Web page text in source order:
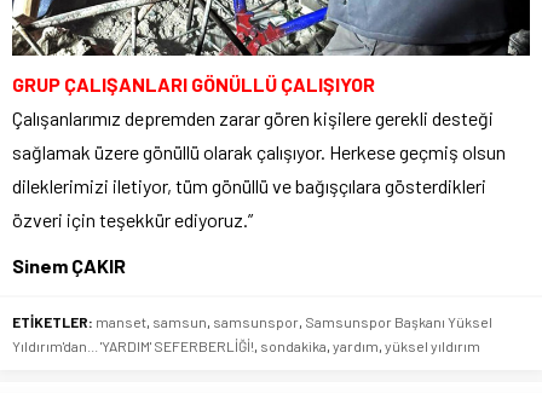
GRUP ÇALIŞANLARI GÖNÜLLÜ ÇALIŞIYOR
Çalışanlarımız depremden zarar gören kişilere gerekli desteği
sağlamak üzere gönüllü olarak çalışıyor. Herkese geçmiş olsun
dileklerimizi iletiyor, tüm gönüllü ve bağışçılara gösterdikleri
özveri için teşekkür ediyoruz.”
Sinem ÇAKIR
ETİKETLER: manset, samsun, samsunspor, Samsunspor Başkanı Yüksel
Yıldırım'dan... 'YARDIM' SEFERBERLİĞİ!, sondakika, yardım, yüksel yıldırım